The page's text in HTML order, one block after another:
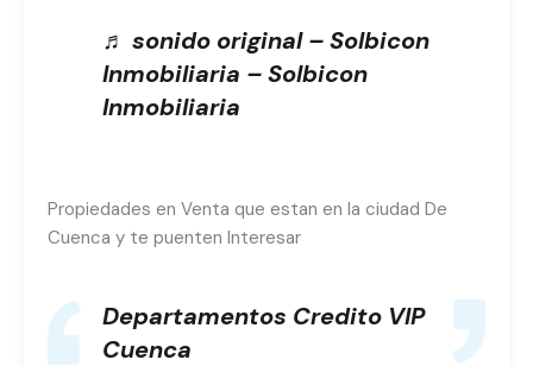
♬ sonido original – Solbicon
Inmobiliaria – Solbicon
Inmobiliaria
Propiedades en Venta que estan en la ciudad De
Cuenca y te puenten Interesar
Departamentos Credito VIP
Cuenca